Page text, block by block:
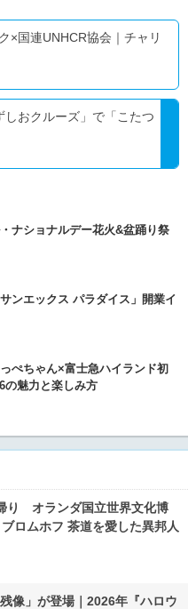
×国連UNHCR協会｜チャリ
おクルーズ」で「こたつ
ナショナルデー花火&盆踊り祭
ンエックス パラダイス」開業イ
ぺちゃん×富士急ハイランド初
の魅力と楽しみ方
り オランダ国立世界文化博
ロムホフ 茶道を愛した異邦人
像」が登場｜2026年『ハロウ